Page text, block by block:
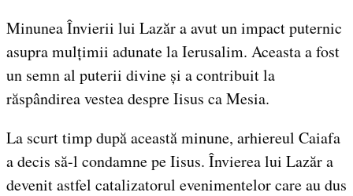
Minunea Învierii lui Lazăr a avut un impact puternic
asupra mulțimii adunate la Ierusalim. Aceasta a fost
un semn al puterii divine și a contribuit la
răspândirea vestea despre Iisus ca Mesia.
La scurt timp după această minune, arhiereul Caiafa
a decis să-l condamne pe Iisus. Învierea lui Lazăr a
devenit astfel catalizatorul evenimentelor care au dus